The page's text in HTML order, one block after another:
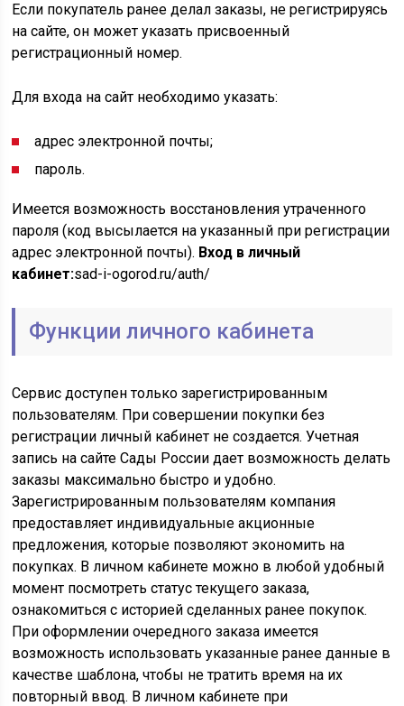
Если покупатель ранее делал заказы, не регистрируясь
на сайте, он может указать присвоенный
регистрационный номер.
Для входа на сайт необходимо указать:
адрес электронной почты;
пароль.
Имеется возможность восстановления утраченного
пароля (код высылается на указанный при регистрации
адрес электронной почты). Вход в личный
кабинет:sad-i-ogorod.ru/auth/
Функции личного кабинета
Сервис доступен только зарегистрированным
пользователям. При совершении покупки без
регистрации личный кабинет не создается. Учетная
запись на сайте Сады России дает возможность делать
заказы максимально быстро и удобно.
Зарегистрированным пользователям компания
предоставляет индивидуальные акционные
предложения, которые позволяют экономить на
покупках. В личном кабинете можно в любой удобный
момент посмотреть статус текущего заказа,
ознакомиться с историей сделанных ранее покупок.
При оформлении очередного заказа имеется
возможность использовать указанные ранее данные в
качестве шаблона, чтобы не тратить время на их
повторный ввод. В личном кабинете при